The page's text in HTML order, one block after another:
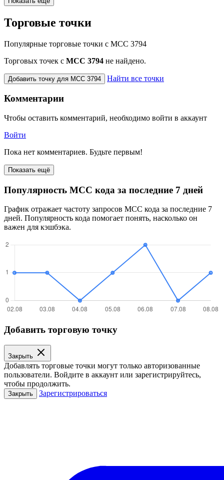
Торговые точки
Популярные торговые точки с MCC 3794
Торговых точек с МСС 3794 не найдено.
Добавить точку для MCC 3794 Найти все точки
Комментарии
Чтобы оставить комментарий, необходимо войти в аккаунт
Войти
Пока нет комментариев. Будьте первым!
Показать ещё
Популярность MCC кода за последние 7 дней
График отражает частоту запросов MCC кода за последние 7
дней. Популярность кода помогает понять, насколько он
важен для кэшбэка.
Добавить торговую точку
Закрыть
Добавлять торговые точки могут только авторизованные
пользователи. Войдите в аккаунт или зарегистрируйтесь,
чтобы продолжить.
Закрыть Зарегистрироваться